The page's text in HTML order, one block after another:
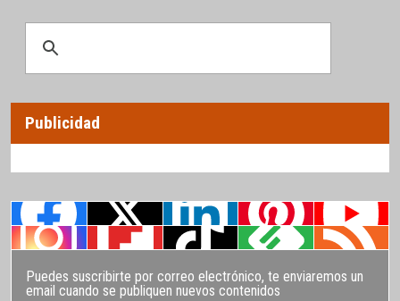
Publicidad
Puedes suscribirte por correo electrónico, te enviaremos un
email cuando se publiquen nuevos contenidos